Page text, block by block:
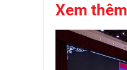
Xem thêm